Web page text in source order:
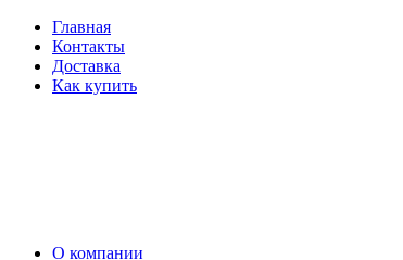
Главная
Контакты
Доставка
Как купить
О компании